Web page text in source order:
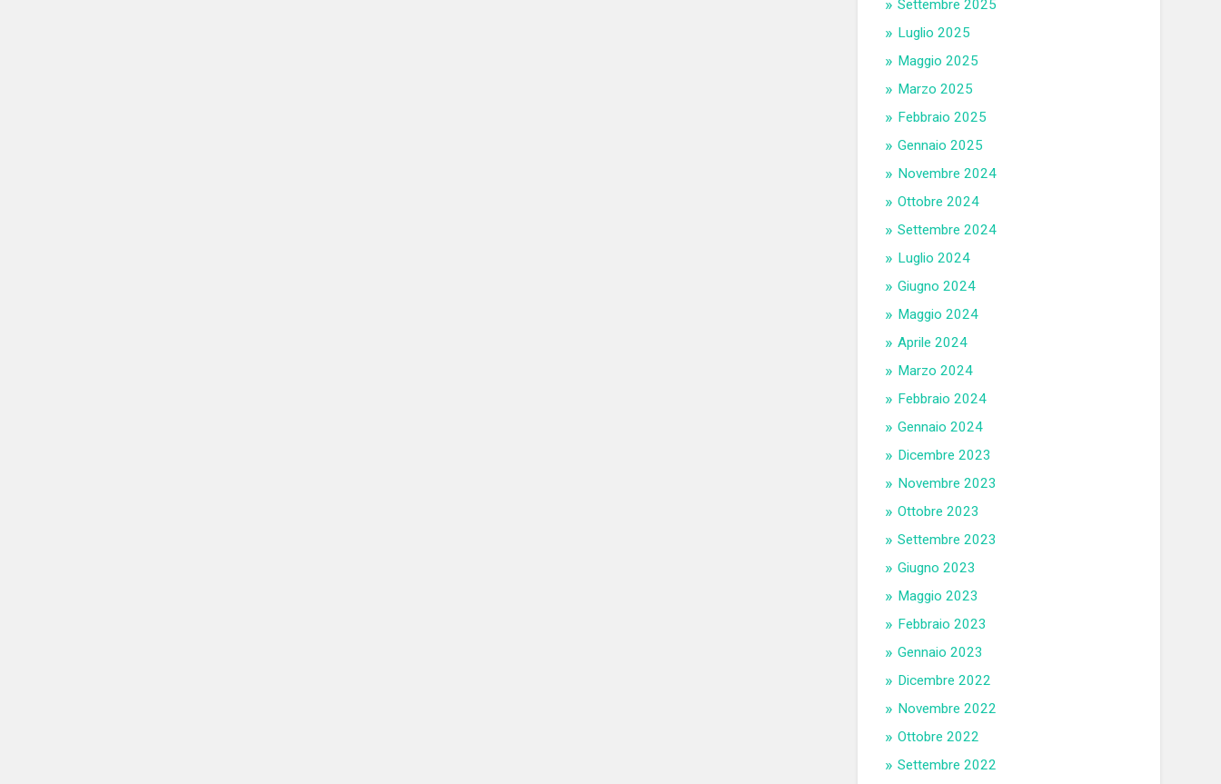
Settembre 2025
Luglio 2025
Maggio 2025
Marzo 2025
Febbraio 2025
Gennaio 2025
Novembre 2024
Ottobre 2024
Settembre 2024
Luglio 2024
Giugno 2024
Maggio 2024
Aprile 2024
Marzo 2024
Febbraio 2024
Gennaio 2024
Dicembre 2023
Novembre 2023
Ottobre 2023
Settembre 2023
Giugno 2023
Maggio 2023
Febbraio 2023
Gennaio 2023
Dicembre 2022
Novembre 2022
Ottobre 2022
Settembre 2022